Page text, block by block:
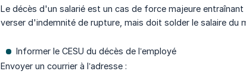
Le décès d'un salarié est un cas de force majeure
verser d'indemnité de rupture, mais doit solder le salaire du
Informer le CESU du décès de l’employé
Envoyer un courrier à l’adresse :